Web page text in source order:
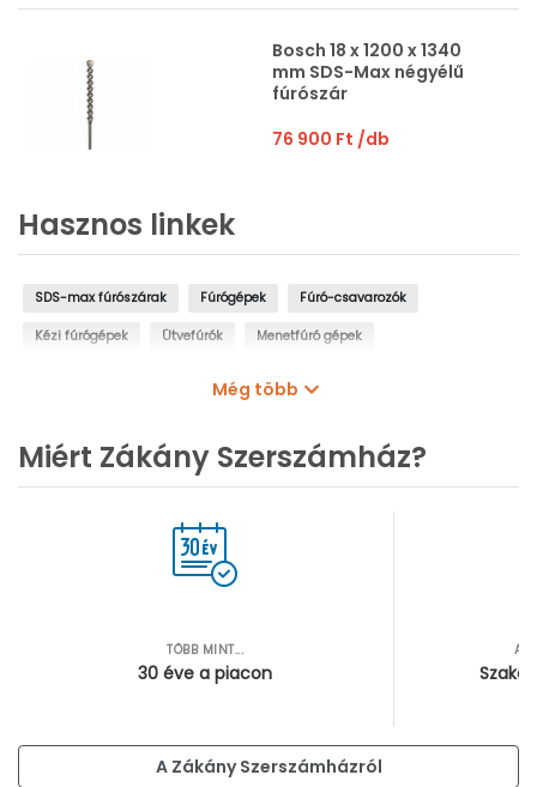
Bosch 18 x 1200 x 1340
mm SDS-Max négyélű
fúrószár
76 900 Ft /db
Hasznos linkek
SDS-max fúrószárak Fúrógépek Fúró-csavarozók
Kézi fúrógépek Ütvefúrók Menetfúró gépek
Még több
Miért Zákány Szerszámház?
TÖBB MINT...
30 éve a piacon
A Zákány Szerszámházról